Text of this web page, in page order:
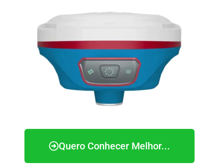
Quero Conhecer Melhor...